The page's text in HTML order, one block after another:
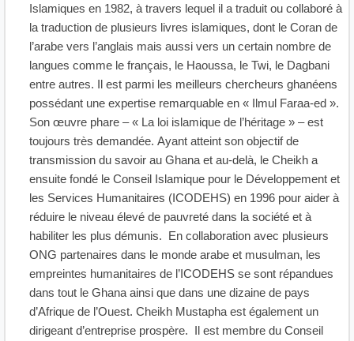
Islamiques en 1982, à travers lequel il a traduit ou collaboré à
la traduction de plusieurs livres islamiques, dont le Coran de
l’arabe vers l’anglais mais aussi vers un certain nombre de
langues comme le français, le Haoussa, le Twi, le Dagbani
entre autres. Il est parmi les meilleurs chercheurs ghanéens
possédant une expertise remarquable en « Ilmul Faraa-ed ».
Son œuvre phare – « La loi islamique de l’héritage » – est
toujours très demandée. Ayant atteint son objectif de
transmission du savoir au Ghana et au-delà, le Cheikh a
ensuite fondé le Conseil Islamique pour le Développement et
les Services Humanitaires (ICODEHS) en 1996 pour aider à
réduire le niveau élevé de pauvreté dans la société et à
habiliter les plus démunis. En collaboration avec plusieurs
ONG partenaires dans le monde arabe et musulman, les
empreintes humanitaires de l’ICODEHS se sont répandues
dans tout le Ghana ainsi que dans une dizaine de pays
d’Afrique de l’Ouest. Cheikh Mustapha est également un
dirigeant d’entreprise prospère. Il est membre du Conseil